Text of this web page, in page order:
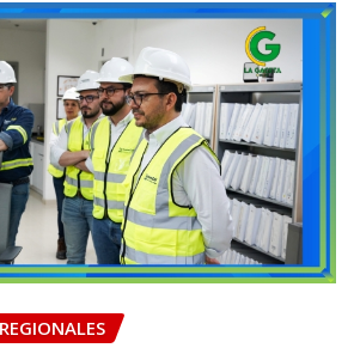
REGIONALES